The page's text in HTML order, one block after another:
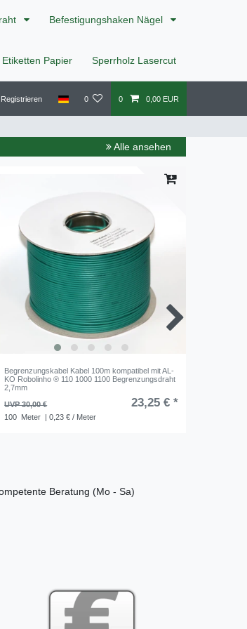
Befestigungshaken Nägel
Etiketten Papier Sperrholz Lasercut
Registrieren 0 0 0,00 EUR
Alle ansehen
Begrenzungskabel Kabel 100m kompatibel mit AL-
KO Robolinho ® 110 1000 1100 Begrenzungsdraht
2,7mm
UVP 30,00 €
23,25 € *
100 Meter | 0,23 € / Meter
Beratung (Mo - Sa)